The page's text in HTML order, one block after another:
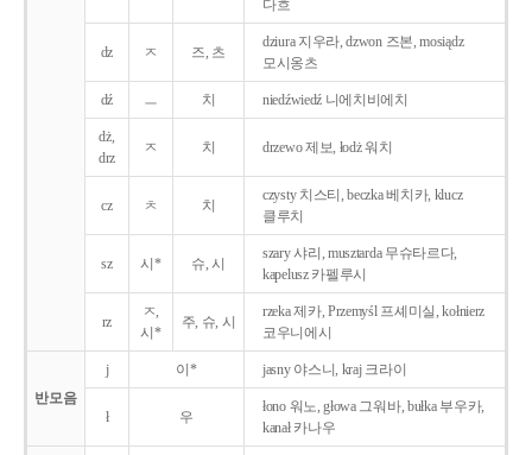
다흐
dz ㅈ 즈, 츠
dziura 지우라, dzwon 즈본, mosiądz
모시옹츠
dź ㅡ 치 niedźwiedź 니에치비에치
dż,
drz
ㅈ 치 drzewo 제보, łodż 워치
cz ㅊ 치
czysty 치스티, beczka 베치카, klucz
클루치
sz 시* 슈, 시
szary 샤리, musztarda 무슈타르다,
kapelusz 카펠루시
rz
ㅈ,
시*
주, 슈, 시
rzeka 제카, Przemyśl 프셰미실, kołnierz
코우니에시
반모음
j 이* jasny 야스니, kraj 크라이
ł 우
łono 워노, głowa 그워바, bułka 부우카,
kanał 카나우